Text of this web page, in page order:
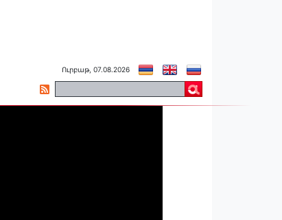
Ուրբաթ, 07.08.2026